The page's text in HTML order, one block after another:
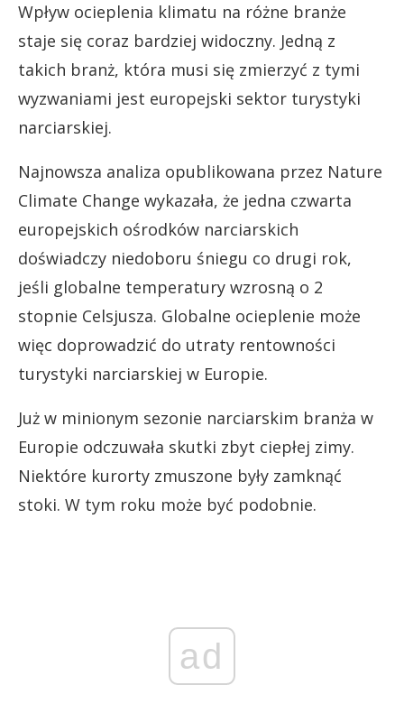
Wpływ ocieplenia klimatu na różne branże
staje się coraz bardziej widoczny. Jedną z
takich branż, która musi się zmierzyć z tymi
wyzwaniami jest europejski sektor turystyki
narciarskiej.
Najnowsza analiza opublikowana przez Nature
Climate Change wykazała, że jedna czwarta
europejskich ośrodków narciarskich
doświadczy niedoboru śniegu co drugi rok,
jeśli globalne temperatury wzrosną o 2
stopnie Celsjusza. Globalne ocieplenie może
więc doprowadzić do utraty rentowności
turystyki narciarskiej w Europie.
Już w minionym sezonie narciarskim branża w
Europie odczuwała skutki zbyt ciepłej zimy.
Niektóre kurorty zmuszone były zamknąć
stoki. W tym roku może być podobnie.
ad